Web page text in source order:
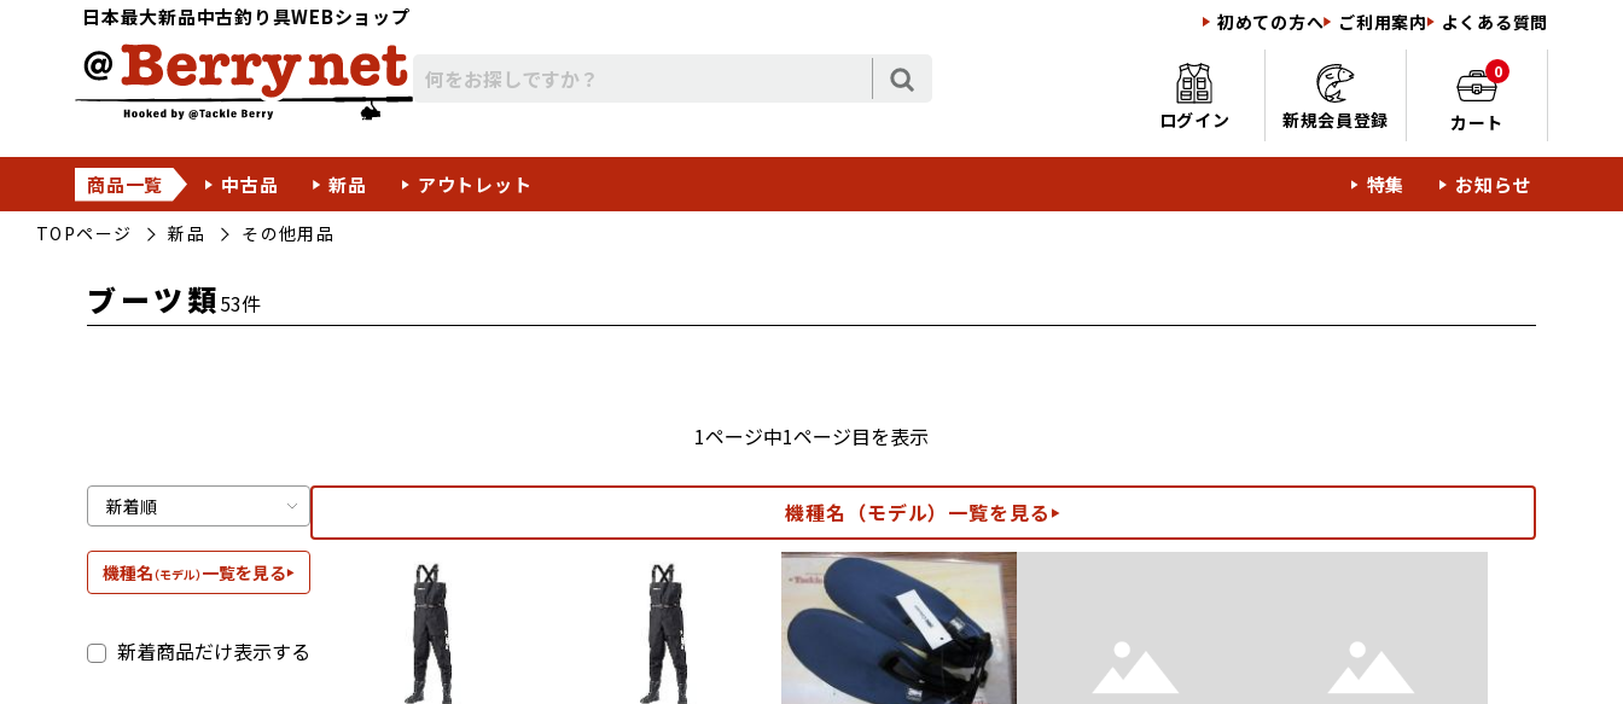
日本最大新品中古釣り具WEBショップ 初めての方へ ご利用案内 よくある質問
ログイン 新規会員登録
0
カート
商品一覧 中古品 新品 アウトレット 特集 お知らせ
TOPページ 新品 その他用品
ブーツ類53件
1ページ中1ページ目を表示
機種名（モデル）一覧を見る
新着商品だけ表示する
機種名（モデル）一覧を見る